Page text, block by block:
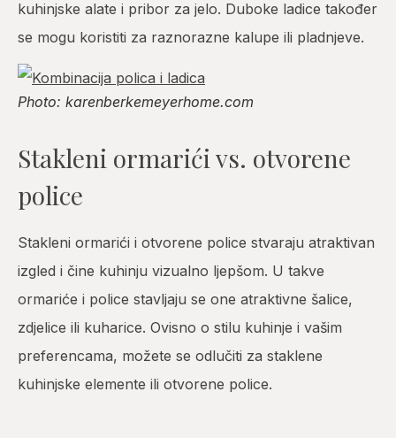
kuhinjske alate i pribor za jelo. Duboke ladice također
se mogu koristiti za raznorazne kalupe ili pladnjeve.
Photo: karenberkemeyerhome.com
Stakleni ormarići vs. otvorene
police
Stakleni ormarići i otvorene police stvaraju atraktivan
izgled i čine kuhinju vizualno ljepšom. U takve
ormariće i police stavljaju se one atraktivne šalice,
zdjelice ili kuharice. Ovisno o stilu kuhinje i vašim
preferencama, možete se odlučiti za staklene
kuhinjske elemente ili otvorene police.